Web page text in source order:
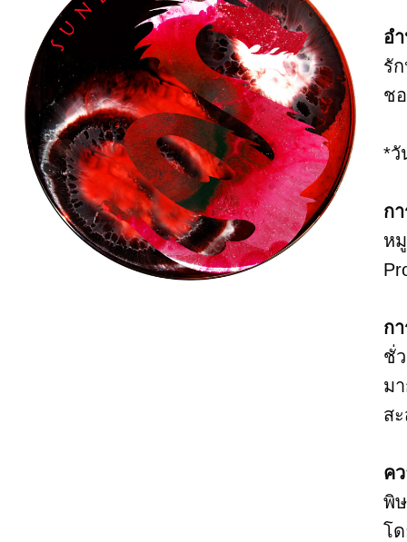
อ
รั
ช
*วั
ก
ห
ก
ชั่
ม
ส
ค
พิ
โ